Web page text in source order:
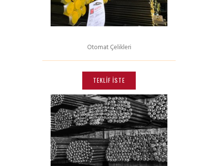
Otomat Çelikleri
TEKLIF İSTE
ürünün
fazla
varyasyonu
var.
Seçenekler
ürün
sayfasından
seçilebilir